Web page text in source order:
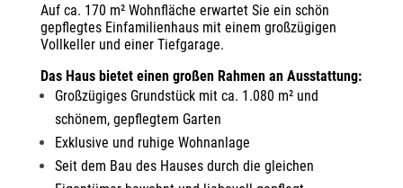
Auf ca. 170 m² Wohnfläche erwartet Sie ein schön
gepflegtes Einfamilienhaus mit einem großzügigen
Vollkeller und einer Tiefgarage.
Das Haus bietet einen großen Rahmen an Ausstattung:
Großzügiges Grundstück mit ca. 1.080 m² und
schönem, gepflegtem Garten
Exklusive und ruhige Wohnanlage
Seit dem Bau des Hauses durch die gleichen